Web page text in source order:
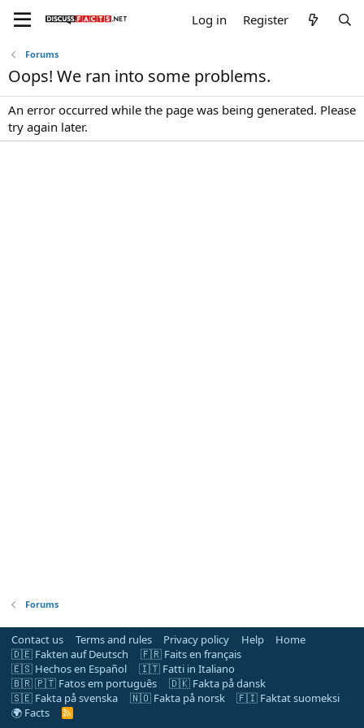
Log in Register
Forums
Oops! We ran into some problems.
An error occurred while the page was being generated. Please
try again later.
Forums
Contact us Terms and rules Privacy policy Help
Home
🇩🇪 Fakten auf Deutsch
🇫🇷 Faits en français
🇪🇸 Hechos en Español
🇮🇹 Fatti in Italiano
🇧🇷 🇵🇹 Fatos em português
🇩🇰 Fakta på dansk
🇸🇪 Fakta på svenska
🇳🇴 Fakta på norsk
🇫🇮 Faktat suomeksi
🌍 Facts
R